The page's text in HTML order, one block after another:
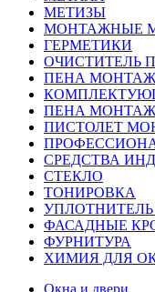
МЕТИЗЫ
МОНТАЖНЫЕ
ГEPМЕТИКИ
ОЧИСТИТЕЛЬ
ПЕНА
ПЕНА
ПИСТОЛЕТ
СРЕДСТВА
СТЕКЛО
ТОНИРОВКА
ФАСАДНЫЕ
ФУРНИТУРА
ХИМИЯ ДЛЯ